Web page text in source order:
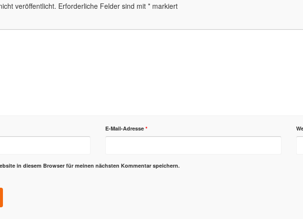
veröffentlicht. Erforderliche Felder sind mit * markiert
E-Mail-Adresse *
in diesem Browser für meinen nächsten Kommentar speichern.